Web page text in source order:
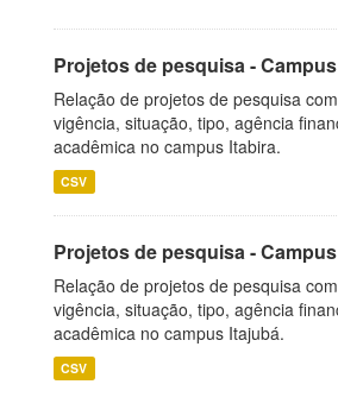
Projetos de pesquisa -
Relação de projetos de pesquisa
vigência, situação, tipo, agência
acadêmica no campus Itabira.
CSV
Projetos de pesquisa -
Relação de projetos de pesquisa
vigência, situação, tipo, agência
acadêmica no campus Itajubá.
CSV